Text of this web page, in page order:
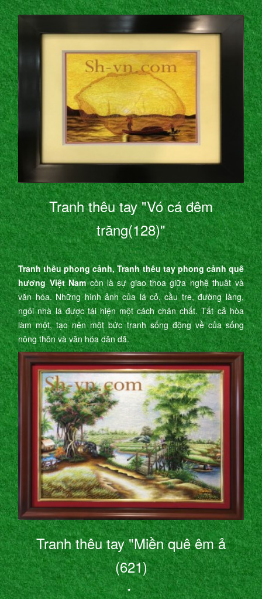
Tranh thêu tay "Vó cá đêm
trăng(128)"
Tranh thêu phong cảnh, Tranh thêu tay phong cảnh quê
hương Việt Namcòn là sự giao thoa giữa nghệ thuât và
văn hóa. Những hình ảnh của lá cỏ, cầu tre, đường làng,
ngôi nhà lá được tái hiện một cách chân chất. Tất cả hòa
làm một, tạo nên một bức tranh sống động về của sống
nông thôn và văn hóa dân dã.
Tranh thêu tay "Miền quê êm ả
(621)
"